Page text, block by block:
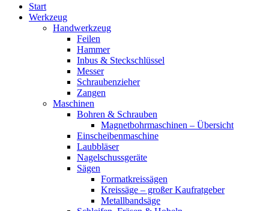
Start
Werkzeug
Handwerkzeug
Feilen
Hammer
Inbus & Steckschlüssel
Messer
Schraubenzieher
Zangen
Maschinen
Bohren & Schrauben
Magnetbohrmaschinen – Übersicht
Einscheibenmaschine
Laubbläser
Nagelschussgeräte
Sägen
Formatkreissägen
Kreissäge – großer Kaufratgeber
Metallbandsäge